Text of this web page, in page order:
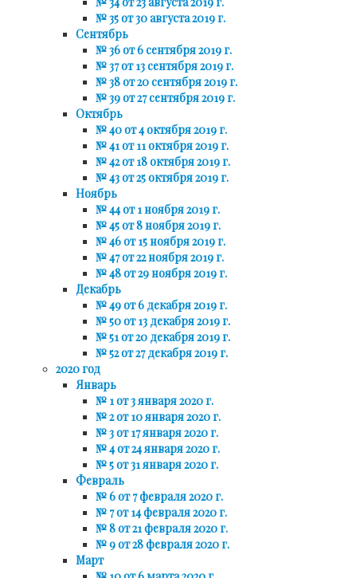
№ 35 от 30 августа 2019 г.
Сентябрь
№ 36 от 6 сентября 2019 г.
№ 37 от 13 сентября 2019 г.
№ 38 от 20 сентября 2019 г.
№ 39 от 27 сентября 2019 г.
Октябрь
№ 40 от 4 октября 2019 г.
№ 41 от 11 октября 2019 г.
№ 42 от 18 октября 2019 г.
№ 43 от 25 октября 2019 г.
Ноябрь
№ 44 от 1 ноября 2019 г.
№ 45 от 8 ноября 2019 г.
№ 46 от 15 ноября 2019 г.
№ 47 от 22 ноября 2019 г.
№ 48 от 29 ноября 2019 г.
Декабрь
№ 49 от 6 декабря 2019 г.
№ 50 от 13 декабря 2019 г.
№ 51 от 20 декабря 2019 г.
№ 52 от 27 декабря 2019 г.
2020 год
Январь
№ 1 от 3 января 2020 г.
№ 2 от 10 января 2020 г.
№ 3 от 17 января 2020 г.
№ 4 от 24 января 2020 г.
№ 5 от 31 января 2020 г.
Февраль
№ 6 от 7 февраля 2020 г.
№ 7 от 14 февраля 2020 г.
№ 8 от 21 февраля 2020 г.
№ 9 от 28 февраля 2020 г.
Март